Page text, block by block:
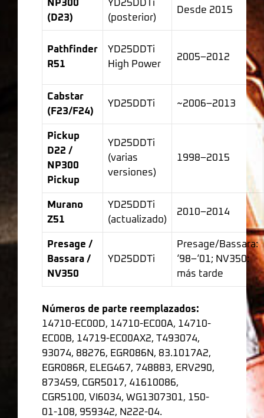
NP300
(D23)
YD25DDTi
(posterior)
Desde 2015
Pathfinder
R51
YD25DDTi
High Power
2005–2012
Cabstar
(F23/F24)
YD25DDTi ~2006–2013
Pickup
D22 /
NP300
Pickup
YD25DDTi
(varias
versiones)
1998–2015
Murano
Z51
YD25DDTi
(actualizado)
2010–2014
Presage /
Bassara /
NV350
YD25DDTi
Presage/Bassara:
‘98–‘01; NV350:
más tarde
Números de parte reemplazados:
14710-EC00D, 14710-EC00A, 14710-
EC00B, 14719-EC00AX2, T493074,
93074, 88276, EGR086N, 83.1017A2,
EGR086R, ELEG467, 748883, ERV290,
873459, CGR5017, 41610086,
CGR5100, VI6034, WG1307301, 150-
01-108, 959342, N222-04.